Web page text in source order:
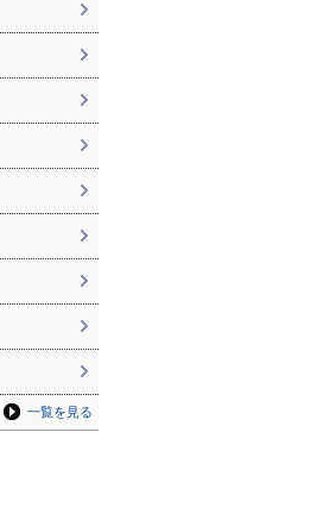
一覧を見る